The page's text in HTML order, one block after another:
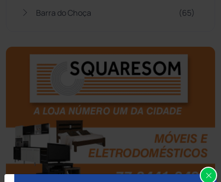
Barra do Choça (65)
Bom Jesus da Lapa (507)
Boquira (152)
Botuporã
Brasil (7680)
Brumado (31958)